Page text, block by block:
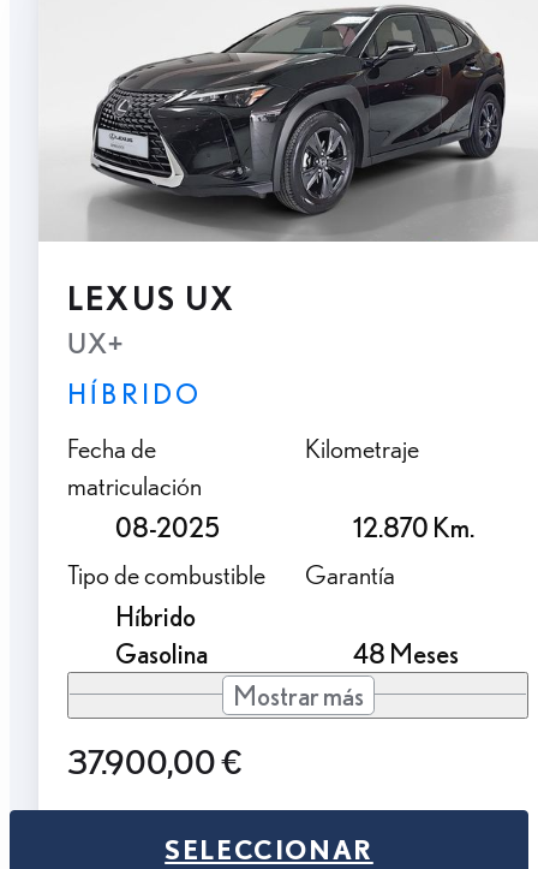
LEXUS UX
UX+
HÍBRIDO
Fecha de
matriculación
08-2025
Kilometraje
12.870 Km.
Tipo de combustible
Híbrido
Gasolina
Garantía
48 Meses
Mostrar más
37.900,00 €
SELECCIONAR